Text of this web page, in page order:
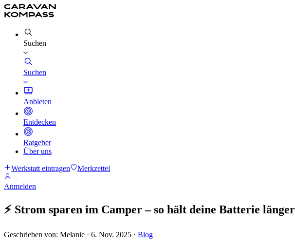
Suchen
Suchen
Anbieten
Entdecken
Ratgeber
Über uns
Werkstatt eintragen Merkzettel
Anmelden
⚡ Strom sparen im Camper – so hält deine Batterie länger
Geschrieben von: Melanie · 6. Nov. 2025 · Blog